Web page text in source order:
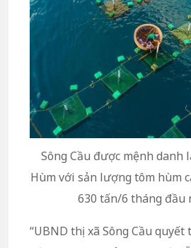
Sông Cầu được mệnh danh
Hùm với sản lượng tôm hùm
630 tấn/6 tháng đầu
“UBND thị xã Sông Cầu